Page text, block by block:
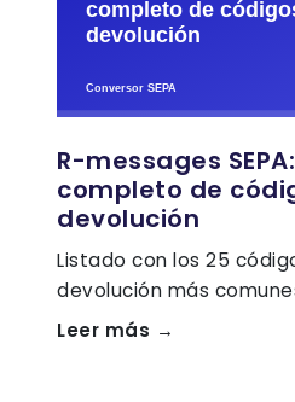
R-messages
completo de
devolución
Listado con los 25
devolución más
Leer más →